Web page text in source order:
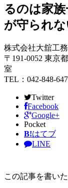
るのは家
が守られ
株式会社大舘工務
〒191-0052 東京
室
TEL：042-848-
Twitter
Facebook
Google+
Pocket
B!はてブ
LINE
この記事を書いた